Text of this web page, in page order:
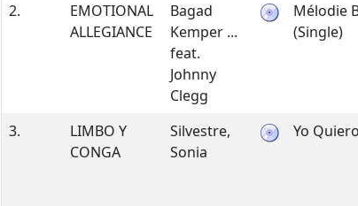
2.
EMOTIONAL
ALLEGIANCE
Bagad
Kemper ...
feat.
Johnny
Clegg
Mélodie
(Single)
3.
LIMBO Y
CONGA
Silvestre,
Sonia
Yo